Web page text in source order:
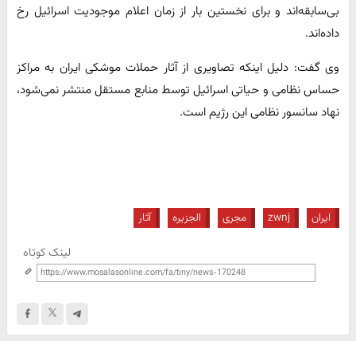
بی‌سابقه‌اند و برای نخستین بار از زمان اعلام موجودیت اسرائیل رخ
داده‌اند.
وی گفت: دلیل اینکه تصاویری از آثار حملات موشکی ایران به مراکز
حساس نظامی و حیاتی اسرائیل توسط منابع مستقل منتشر نمی‌شود،
نهاد سانسور نظامی این رژیم است.
ایران zwnj مجری الجزیره آثار
لینک کوتاه